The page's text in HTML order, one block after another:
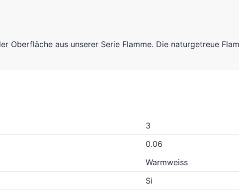
Oberfläche aus unserer Serie Flamme. Die naturgetreue
3
0.06
Warmweiss
Si